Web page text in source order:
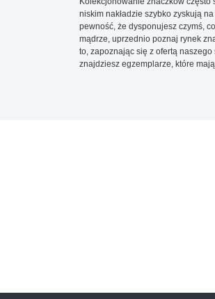
niskim nakładzie szybko zyskują
pewność, że dysponujesz czymś,
mądrze, uprzednio poznaj rynek
to, zapoznając się z ofertą
znajdziesz egzemplarze, które